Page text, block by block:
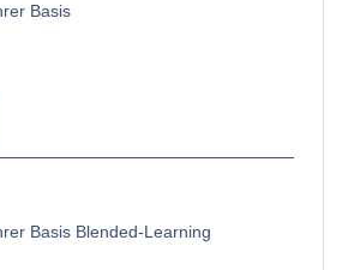
Basis
Basis Blended-Learning